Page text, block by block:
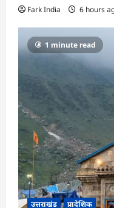
Fark India 6 hours
1 minute read
उत्तराखंड प्रादेशिक